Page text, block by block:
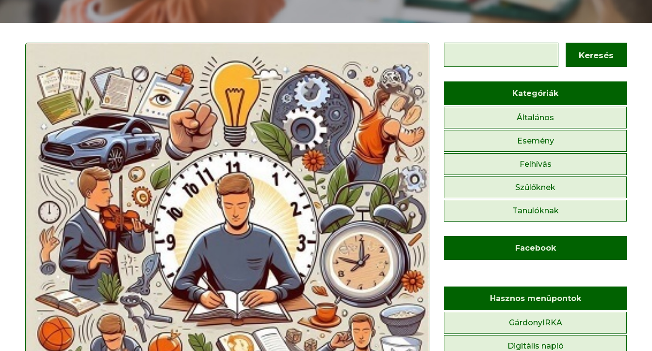
Keresés
Kategóriák
Általános
Esemény
Felhívás
Szülőknek
Tanulóknak
Facebook
Hasznos menüpontok
GárdonyIRKA
Digitális napló